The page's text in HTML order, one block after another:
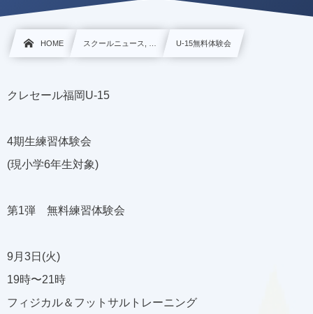
HOME スクールニュース, … U-15無料体験会
クレセール福岡U-15
4期生練習体験会
(現小学6年生対象)
第1弾 無料練習体験会
9月3日(火)
19時〜21時
フィジカル＆フットサルトレーニング